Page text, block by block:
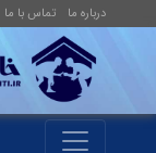
درباره ما تماس با ما